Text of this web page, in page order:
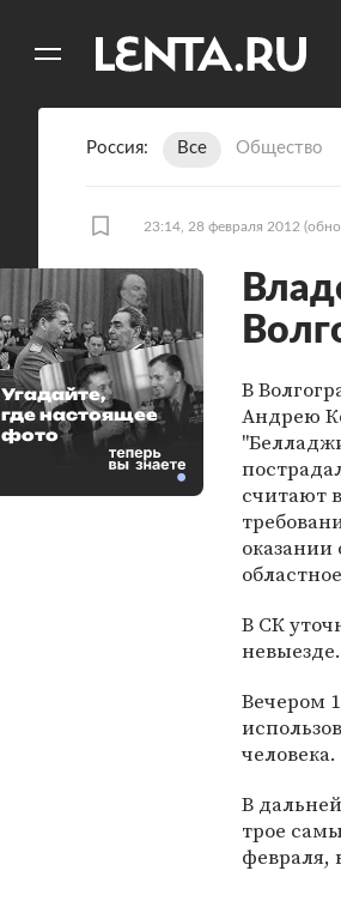
Россия Все Общество
23:14, 28 февраля 2012
В
Андрею
считают
оказании
В СК
невыезде.
Вечером
В
трое
февраля,
Угадайте,
где настоящее
фото